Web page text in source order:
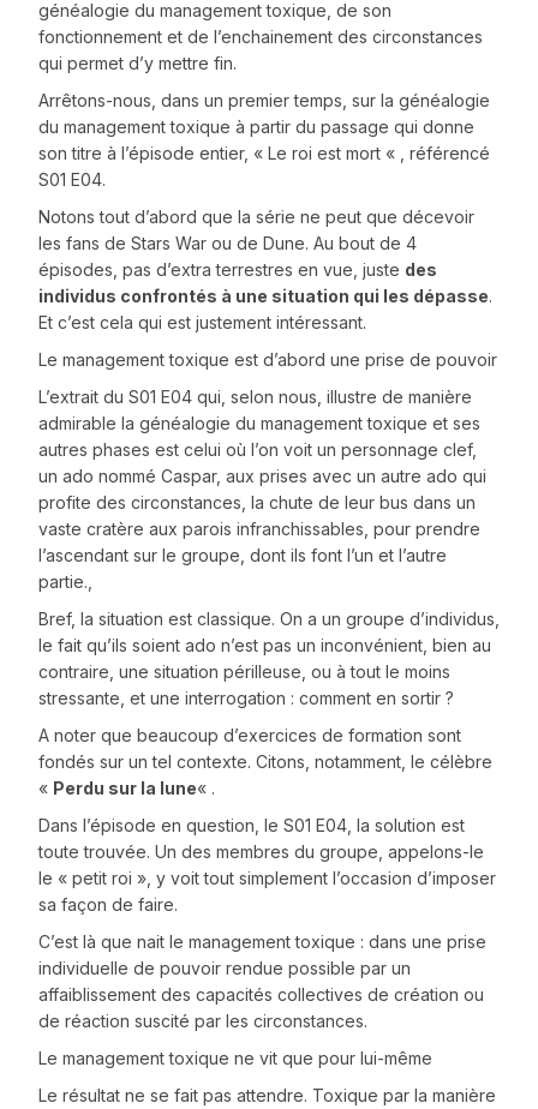
généalogie du management toxique, de son
fonctionnement et de l’enchainement des circonstances
qui permet d’y mettre fin.
Arrêtons-nous, dans un premier temps, sur la généalogie
du management toxique à partir du passage qui donne
son titre à l’épisode entier, « Le roi est mort « , référencé
S01 E04.
Notons tout d’abord que la série ne peut que décevoir
les fans de Stars War ou de Dune. Au bout de 4
épisodes, pas d’extra terrestres en vue, juste des
individus confrontés à une situation qui les dépasse.
Et c’est cela qui est justement intéressant.
Le management toxique est d’abord une prise de pouvoir
L’extrait du S01 E04 qui, selon nous, illustre de manière
admirable la généalogie du management toxique et ses
autres phases est celui où l’on voit un personnage clef,
un ado nommé Caspar, aux prises avec un autre ado qui
profite des circonstances, la chute de leur bus dans un
vaste cratère aux parois infranchissables, pour prendre
l’ascendant sur le groupe, dont ils font l’un et l’autre
partie.,
Bref, la situation est classique. On a un groupe d’individus,
le fait qu’ils soient ado n’est pas un inconvénient, bien au
contraire, une situation périlleuse, ou à tout le moins
stressante, et une interrogation : comment en sortir ?
A noter que beaucoup d’exercices de formation sont
fondés sur un tel contexte. Citons, notamment, le célèbre
« Perdu sur la lune« .
Dans l’épisode en question, le S01 E04, la solution est
toute trouvée. Un des membres du groupe, appelons-le
le « petit roi », y voit tout simplement l’occasion d’imposer
sa façon de faire.
C’est là que nait le management toxique : dans une prise
individuelle de pouvoir rendue possible par un
affaiblissement des capacités collectives de création ou
de réaction suscité par les circonstances.
Le management toxique ne vit que pour lui-même
Le résultat ne se fait pas attendre. Toxique par la manière